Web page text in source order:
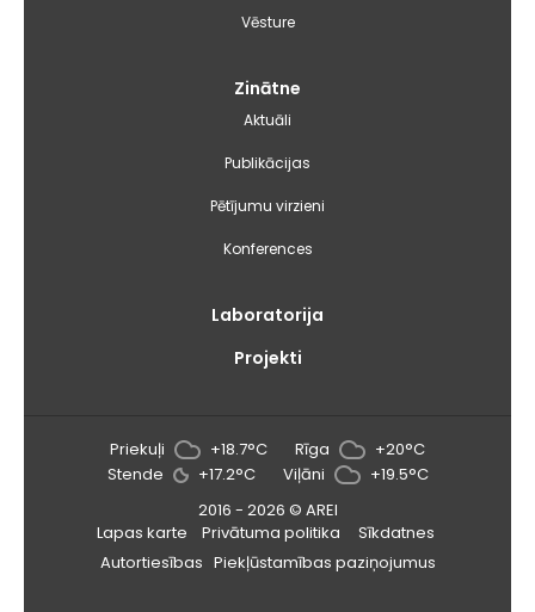
Vēsture
Zinātne
Aktuāli
Publikācijas
Pētījumu virzieni
Konferences
Laboratorija
Projekti
Priekuļi +18.7°C Rīga
+20°C
Stende
+17.2°C Viļāni
+19.5°C
2016 - 2026 © AREI
Lapas karte
Privātuma politika
Sīkdatnes
Autortiesības Piekļūstamības paziņojumus